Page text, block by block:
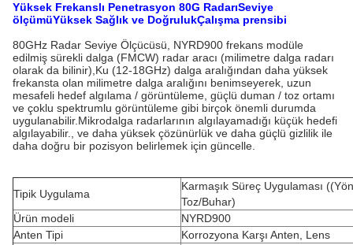
Yüksek Frekanslı Penetrasyon 80G RadarıSeviye
ölçümüYüksek Sağlık ve DoğrulukÇalışma prensibi
80GHz Radar Seviye Ölçücüsü, NYRD900 frekans modüle
edilmiş sürekli dalga (FMCW) radar aracı (milimetre dalga radarı
olarak da bilinir),Ku (12-18GHz) dalga aralığından daha yüksek
frekansta olan milimetre dalga aralığını benimseyerek, uzun
mesafeli hedef algılama / görüntüleme, güçlü duman / toz ortamı
ve çoklu spektrumlu görüntüleme gibi birçok önemli durumda
uygulanabilir.Mikrodalga radarlarının algılayamadığı küçük hedefi
algılayabilir., ve daha yüksek çözünürlük ve daha güçlü gizlilik ile
daha doğru bir pozisyon belirlemek için güncelle.
Tipik Uygulama
Karmaşık Süreç Uygulaması
Toz/Buhar)
Ürün modeli
NYRD900
Anten Tipi
Korrozyona Karşı Anten, Lens